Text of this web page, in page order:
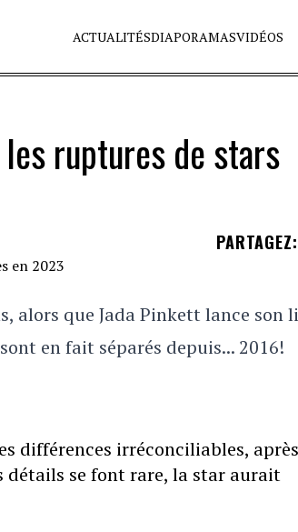
ACTUALITÉSDIAPORAMASVIDÉOS
ruptures de stars
PARTAGEZ:
alors que Jada Pinkett lance son
en fait séparés depuis... 2016!
différences irréconciliables, après
détails se font rare, la star aurait